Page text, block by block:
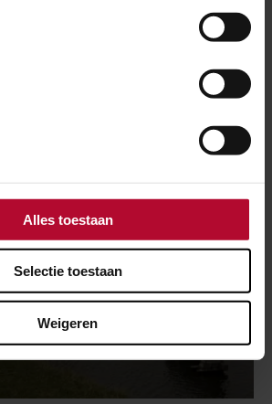
Alles toestaan
Selectie toestaan
Weigeren
Rotterdam en Den Haag